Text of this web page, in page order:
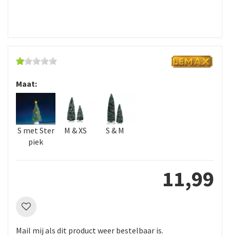
Maat:
S met Ster
piek
M & XS S & M
11,99
Mail mij als dit product weer bestelbaar is.